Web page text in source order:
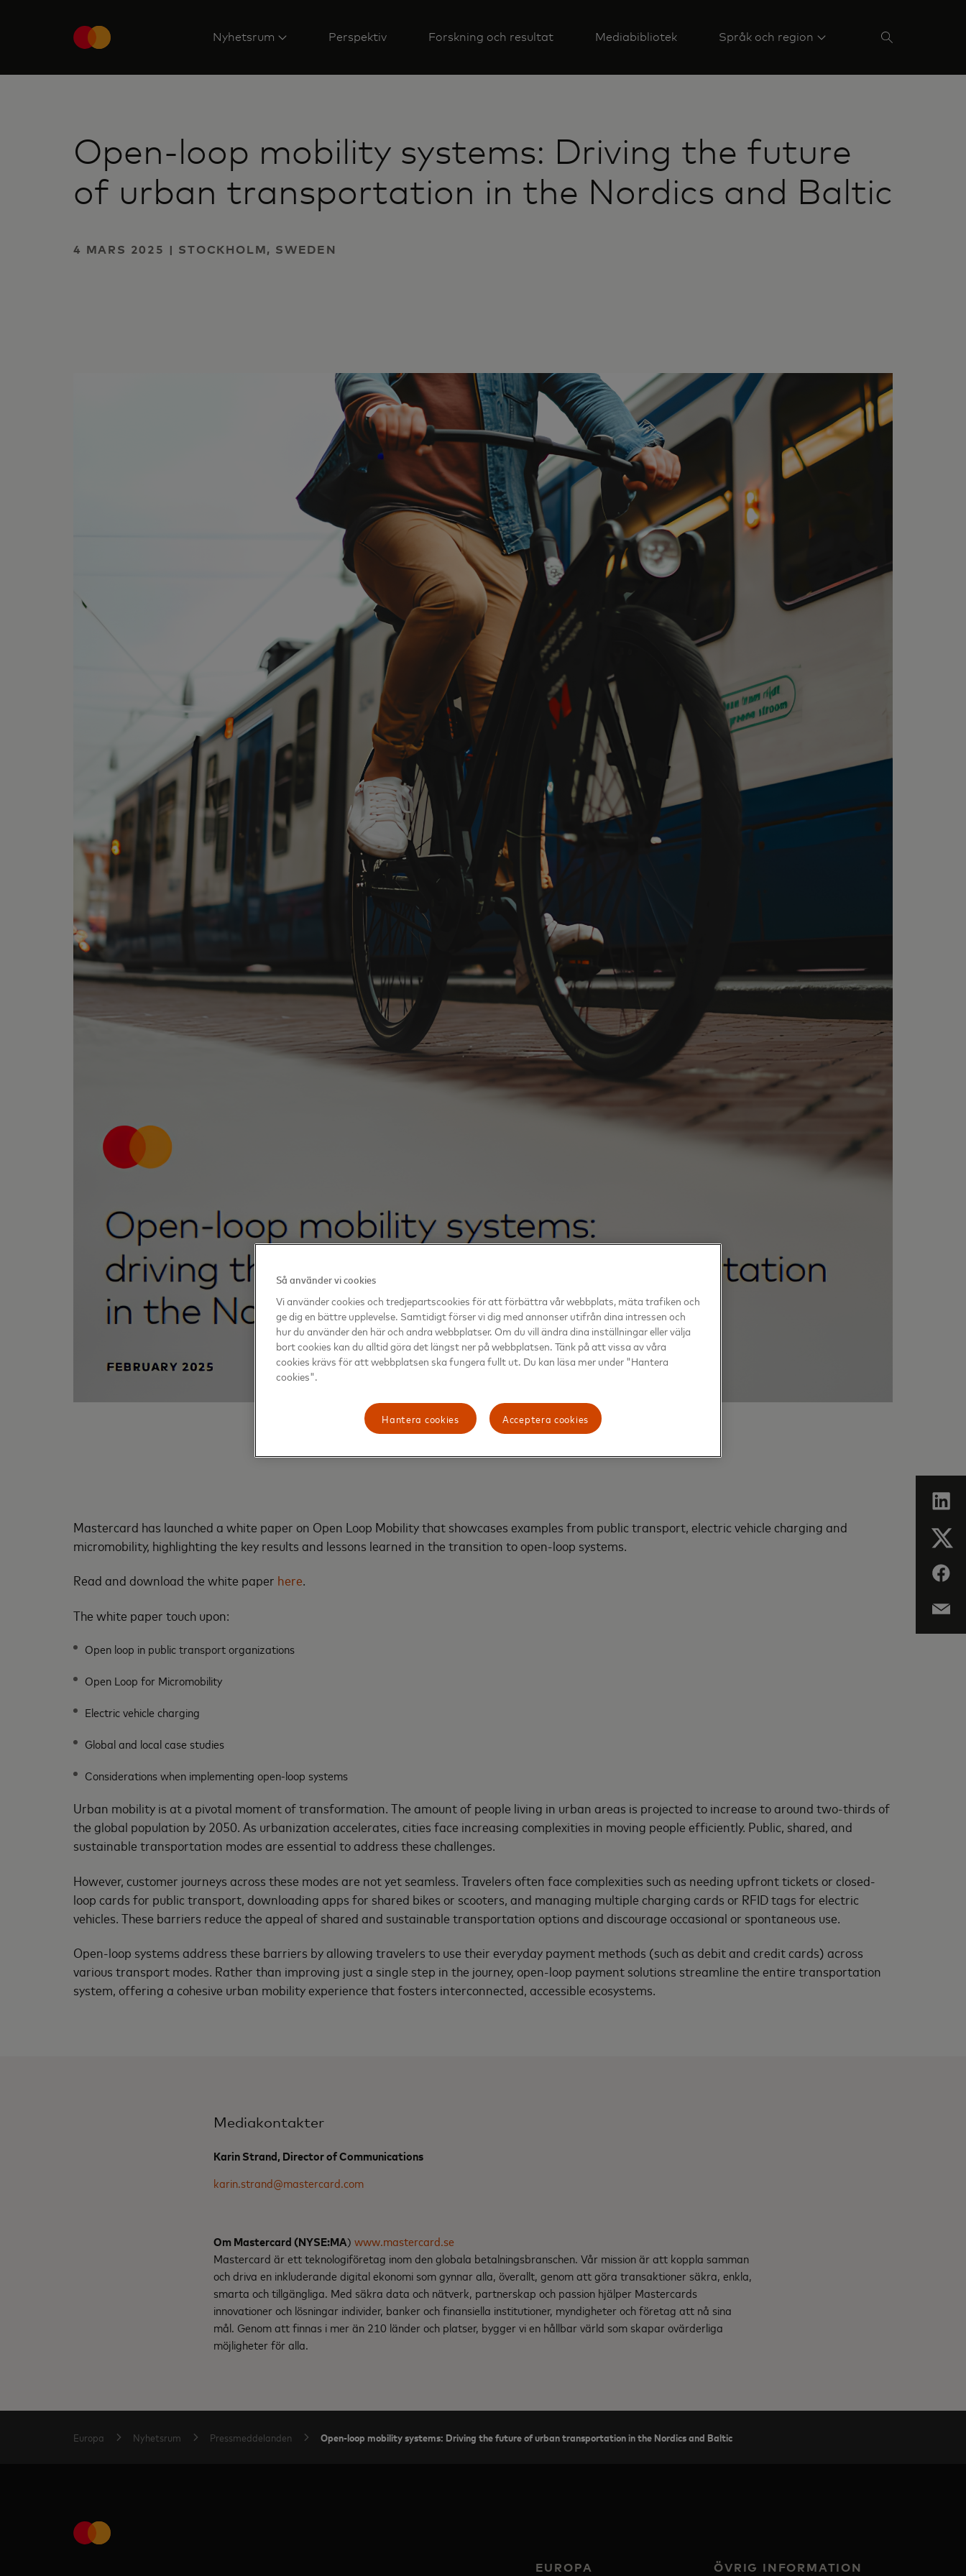
Nyhetsrum Perspektiv Forskning och resultat Mediabibliotek Språk och region
Open-loop mobility systems: Driving the future
of urban transportation in the Nordics and Baltic
4 MARS 2025 | STOCKHOLM, SWEDEN
Mastercard has launched a white paper on Open Loop Mobility that showcases examples from public transport, electric vehicle charging and
micromobility, highlighting the key results and lessons learned in the transition to open-loop systems.
Read and download the white paper here.
The white paper touch upon:
Open loop in public transport organizations
Open Loop for Micromobility
Electric vehicle charging
Global and local case studies
Considerations when implementing open-loop systems
Urban mobility is at a pivotal moment of transformation. The amount of people living in urban areas is projected to increase to around two-thirds of
the global population by 2050. As urbanization accelerates, cities face increasing complexities in moving people efficiently. Public, shared, and
sustainable transportation modes are essential to address these challenges.
However, customer journeys across these modes are not yet seamless. Travelers often face complexities such as needing upfront tickets or closed-
loop cards for public transport, downloading apps for shared bikes or scooters, and managing multiple charging cards or RFID tags for electric
vehicles. These barriers reduce the appeal of shared and sustainable transportation options and discourage occasional or spontaneous use.
Open-loop systems address these barriers by allowing travelers to use their everyday payment methods (such as debit and credit cards) across
various transport modes. Rather than improving just a single step in the journey, open-loop payment solutions streamline the entire transportation
system, offering a cohesive urban mobility experience that fosters interconnected, accessible ecosystems.
Mediakontakter
Karin Strand, Director of Communications
karin.strand@mastercard.com
Om Mastercard (NYSE:MA) www.mastercard.se
Mastercard är ett teknologiföretag inom den globala betalningsbranschen. Vår mission är att koppla samman
och driva en inkluderande digital ekonomi som gynnar alla, överallt, genom att göra transaktioner säkra, enkla,
smarta och tillgängliga. Med säkra data och nätverk, partnerskap och passion hjälper Mastercards
innovationer och lösningar individer, banker och finansiella institutioner, myndigheter och företag att nå sina
mål. Genom att finnas i mer än 210 länder och platser, bygger vi en hållbar värld som skapar ovärderliga
möjligheter för alla.
Europa Nyhetsrum Pressmeddelanden Open-loop mobility systems: Driving the future of urban transportation in the Nordics and Baltic
EUROPA ÖVRIG INFORMATION
Så använder vi cookies
Vi använder cookies och tredjepartscookies för att förbättra vår webbplats, mäta trafiken och
ge dig en bättre upplevelse. Samtidigt förser vi dig med annonser utifrån dina intressen och
hur du använder den här och andra webbplatser. Om du vill ändra dina inställningar eller välja
bort cookies kan du alltid göra det längst ner på webbplatsen. Tänk på att vissa av våra
cookies krävs för att webbplatsen ska fungera fullt ut. Du kan läsa mer under "Hantera
cookies".
Acceptera cookies
Hantera cookies